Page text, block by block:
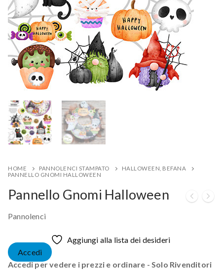
HOME PANNOLENCI STAMPATO
HALLOWEEN, BEFANA
PANNELLO GNOMI HALLOWEEN
Pannello Gnomi Halloween
Pannolenci
Aggiungi alla lista dei desideri
Accedi
Accedi per vedere i prezzi e ordinare - Solo Rivenditori